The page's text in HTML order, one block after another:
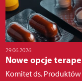
29.06.2026
Nowe opcje
Komitet ds.